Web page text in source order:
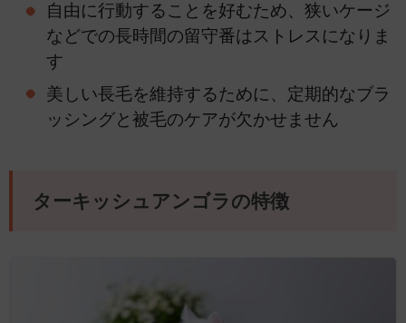
自由に行動することを好むため、狭いケージ
などでの長時間の留守番はストレスになりま
す
美しい長毛を維持するために、定期的なブラ
ッシングと被毛のケアが欠かせません
ターキッシュアンゴラの特徴